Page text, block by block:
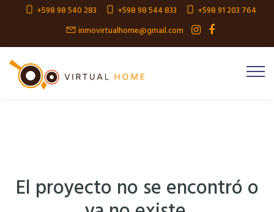
+598 98 540 283 +598 98 544 833
+598 91 203 764
inmovirtualhome@gmail.com
El proyecto no se encontró o